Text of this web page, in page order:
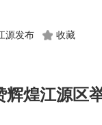
源发布 收藏
辉煌江源区